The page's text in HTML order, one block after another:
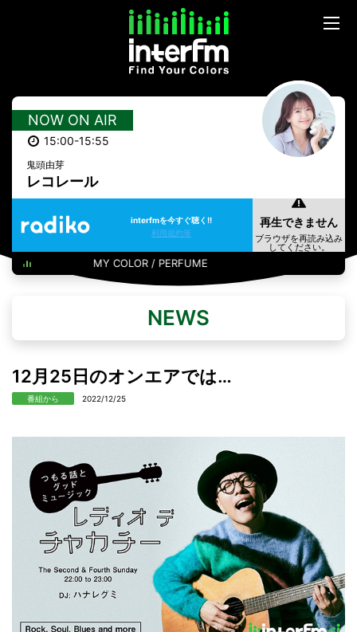
NOW ON AIR
15:00-15:55
鬼頭由芽
レコレール
interfmを今すぐ聴く!!
利用規約等
MY COLOR / PERFUME
NEWS
12月25日のオンエアでは…
番組から 2022/12/25